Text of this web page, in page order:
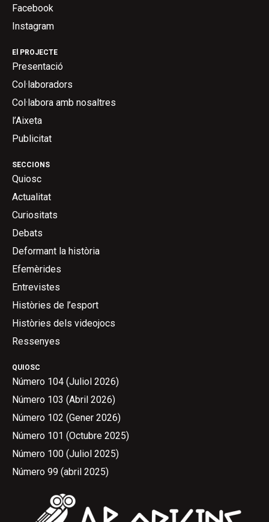
QUIOSC
Número 104 (Juliol 2026)
Número 103 (Abril 2026)
Número 102 (Gener 2026)
Número 101 (Octubre 2025)
Número 100 (Juliol 2025)
Número 99 (abril 2025)
SECCIONS
Quiosc
Actualitat
Curiositats
Debats
Deformant la història
Efemèrides
Entrevistes
Històries de l’esport
Històries dels videojocs
Ressenyes
El PROJECTE
Presentació
Col·laboradors
Col·labora amb nosaltres
l’Aixeta
Publicitat
Facebook
Instagram